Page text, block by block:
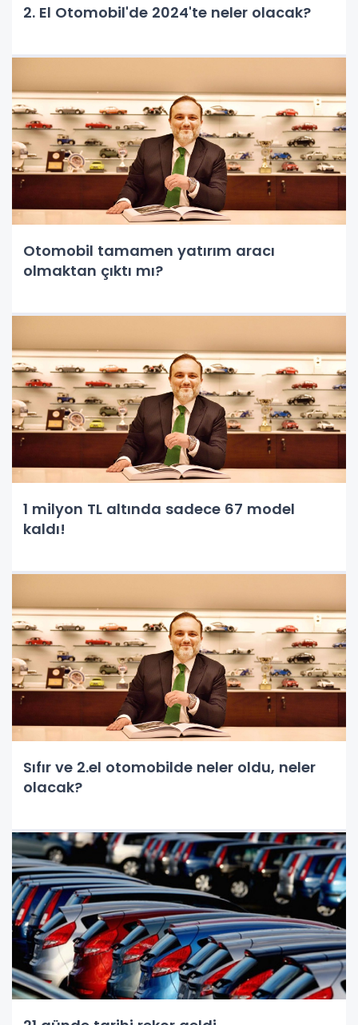
2. El Otomobil'de 2024'te neler olacak?
Otomobil tamamen yatırım aracı
olmaktan çıktı mı?
1 milyon TL altında sadece 67 model
kaldı!
Sıfır ve 2.el otomobilde neler oldu, neler
olacak?